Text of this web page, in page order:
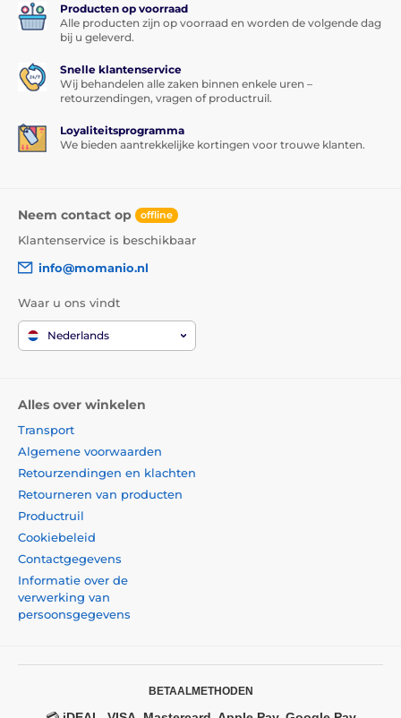
Producten op voorraad
Alle producten zijn op voorraad en worden de volgende dag
bij u geleverd.
Snelle klantenservice
Wij behandelen alle zaken binnen enkele uren –
retourzendingen, vragen of productruil.
Loyaliteitsprogramma
We bieden aantrekkelijke kortingen voor trouwe klanten.
Neem contact op offline
Klantenservice is beschikbaar
info@momanio.nl
Waar u ons vindt
Nederlands
Alles over winkelen
Transport
Algemene voorwaarden
Retourzendingen en klachten
Retourneren van producten
Productruil
Cookiebeleid
Contactgegevens
Informatie over de
verwerking van
persoonsgegevens
BETAALMETHODEN